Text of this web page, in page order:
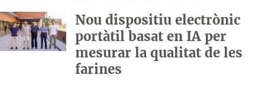
Nou dispositiu electrònic
portàtil basat en IA per
mesurar la qualitat de les
farines